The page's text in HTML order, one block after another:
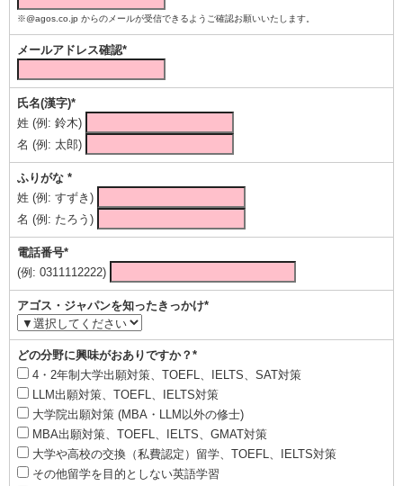
※@agos.co.jp からのメールが受信できるようご確認お願いいたします。
メールアドレス確認*
氏名(漢字)*
姓 (例: 鈴木)
名 (例: 太郎)
ふりがな *
姓 (例: すずき)
名 (例: たろう)
電話番号*
(例: 0311112222)
アゴス・ジャパンを知ったきっかけ*
どの分野に興味がおありですか？*
4・2年制大学出願対策、TOEFL、IELTS、SAT対策
LLM出願対策、TOEFL、IELTS対策
大学院出願対策 (MBA・LLM以外の修士)
MBA出願対策、TOEFL、IELTS、GMAT対策
大学や高校の交換（私費認定）留学、TOEFL、IELTS対策
その他留学を目的としない英語学習